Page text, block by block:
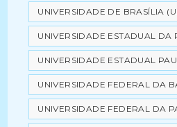
UNIVERSIDADE DE BRASÍLIA
UNIVERSIDADE ESTADUAL DA
UNIVERSIDADE ESTADUAL
UNIVERSIDADE FEDERAL DA
UNIVERSIDADE FEDERAL DA